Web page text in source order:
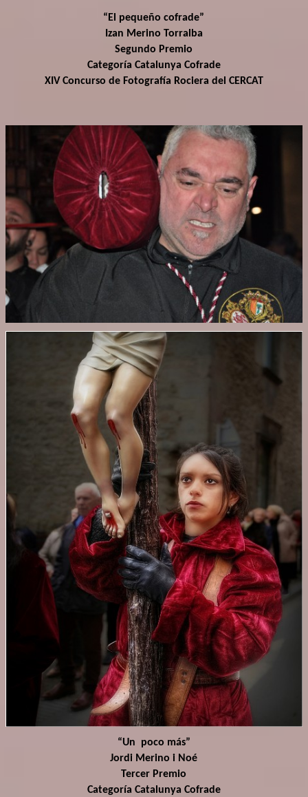
“El pequeño cofrade”
Izan Merino Torralba
Segundo Premio
Categoría Catalunya Cofrade
XIV Concurso de Fotografía Rociera del CERCAT
“Un poco más”
Jordi Merino i Noé
Tercer Premio
Categoría Catalunya Cofrade